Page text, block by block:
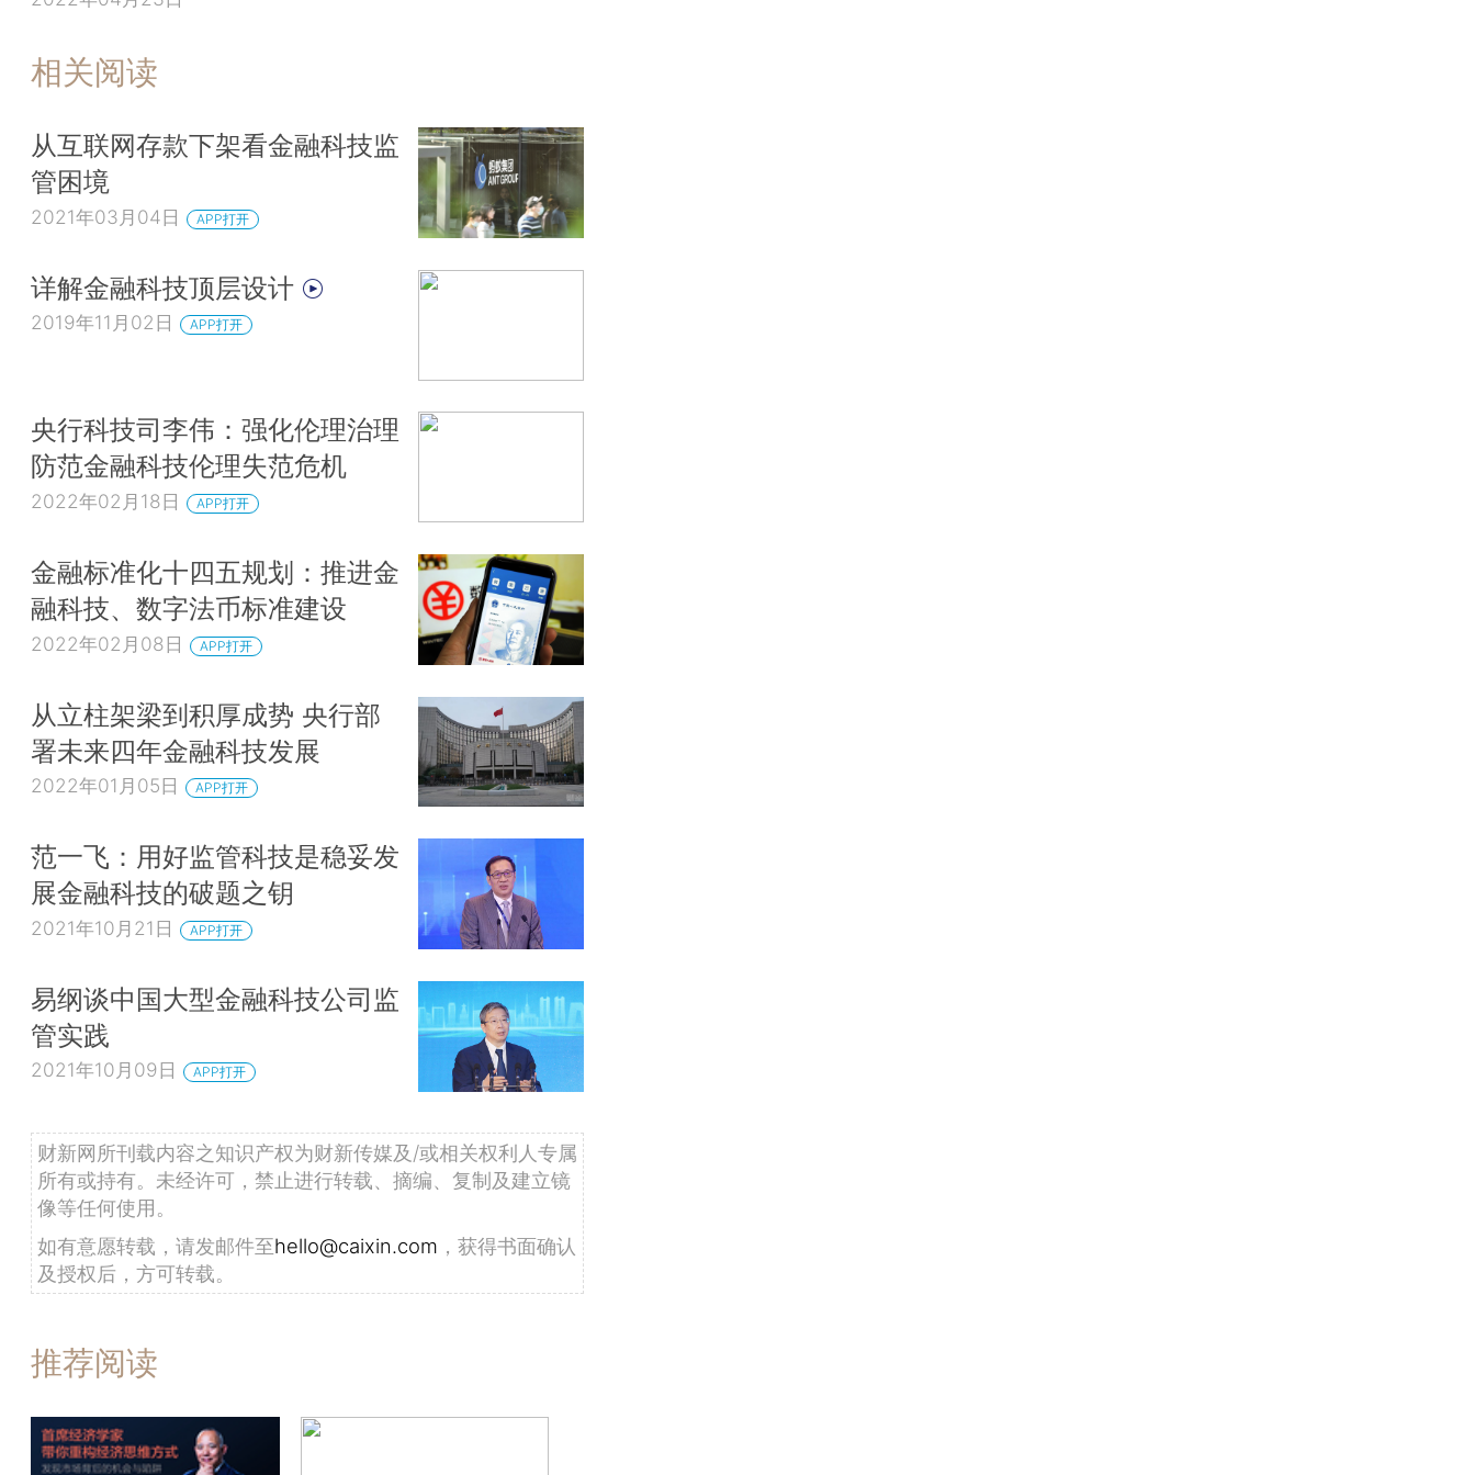
相关阅读
从互联网存款下架看金融科技监
管困境
2021年03月04日 APP打开
详解金融科技顶层设计
2019年11月02日 APP打开
央行科技司李伟：强化伦理治理
防范金融科技伦理失范危机
2022年02月18日 APP打开
金融标准化十四五规划：推进金
融科技、数字法币标准建设
2022年02月08日 APP打开
从立柱架梁到积厚成势 央行部
署未来四年金融科技发展
2022年01月05日 APP打开
范一飞：用好监管科技是稳妥发
展金融科技的破题之钥
2021年10月21日 APP打开
易纲谈中国大型金融科技公司监
管实践
2021年10月09日 APP打开
财新网所刊载内容之知识产权为财新传媒及/或相关权利人专属
所有或持有。未经许可，禁止进行转载、摘编、复制及建立镜
像等任何使用。
如有意愿转载，请发邮件至hello@caixin.com ，获得书面确认
及授权后，方可转载。
推荐阅读